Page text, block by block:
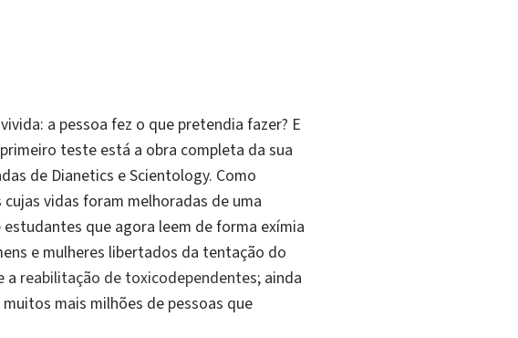
a pessoa fez o que pretendia fazer? E
teste está a obra completa da sua
de Dianetics e Scientology. Como
vidas foram melhoradas de uma
que agora leem de forma exímia
e mulheres libertados da tentação do
a reabilitação de toxicodependentes; ainda
mais milhões de pessoas que